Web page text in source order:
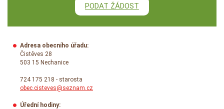
PODAT ŽÁDOST
Adresa obecního úřadu:
Čistěves 28
503 15 Nechanice
724 175 218 - starosta
obec.cisteves@seznam.cz
Úřední hodiny: